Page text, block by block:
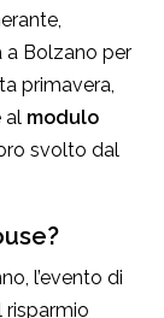
a Bolzano per
primavera,
al modulo
svolto dal
l’evento di
risparmio